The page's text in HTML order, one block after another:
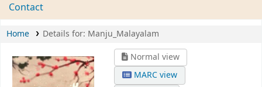
Contact
Home Details for: Manju_Malayalam
Normal view
MARC view